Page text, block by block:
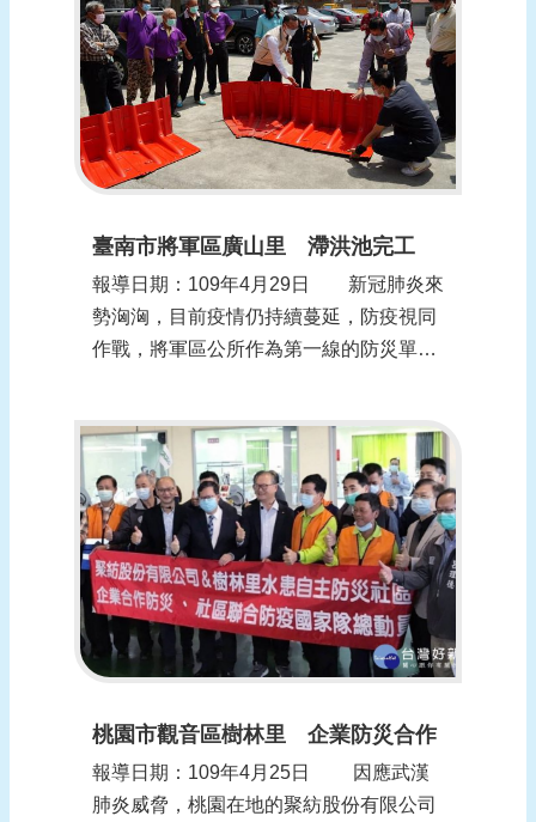
夠零距離的交流，呼籲各村里提早準備，
發揮自主...
臺南市將軍區廣山里 滯洪池完工
報導日期：109年4月29日 新冠肺炎來
勢洶洶，目前疫情仍持續蔓延，防疫視同
作戰，將軍區公所作為第一線的防災單
面臨汛期將屆，為確保防災整備工作到
位，發揮減災防災之效，將軍區公所在27
日星期一召開災害防救會報，邀集各防災
編組成員...
桃園市觀音區樹林里 企業防災合作
報導日期：109年4月25日 因應武漢
肺炎威脅，桃園在地的聚紡股份有限公司